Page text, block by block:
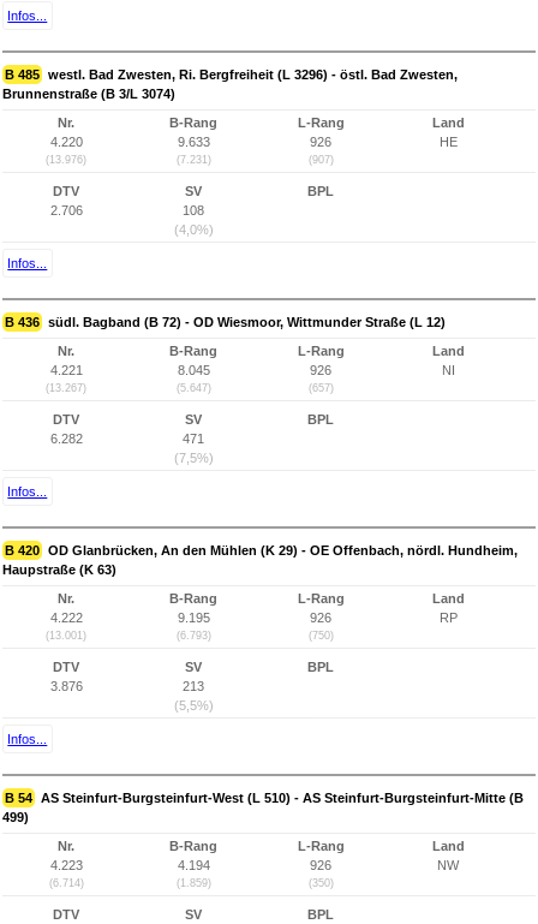
Infos...
B 485 westl. Bad Zwesten, Ri. Bergfreiheit (L 3296) - östl. Bad Zwesten,
Brunnenstraße (B 3/L 3074)
Nr.
4.220
(13.976)
B-Rang
9.633
(7.231)
L-Rang
926
(907)
Land
HE
DTV
2.706
SV
108
(4,0%)
BPL
Infos...
B 436 südl. Bagband (B 72) - OD Wiesmoor, Wittmunder Straße (L 12)
Nr.
4.221
(13.267)
B-Rang
8.045
(5.647)
L-Rang
926
(657)
Land
NI
DTV
6.282
SV
471
(7,5%)
BPL
Infos...
B 420 OD Glanbrücken, An den Mühlen (K 29) - OE Offenbach, nördl. Hundheim,
Haupstraße (K 63)
Nr.
4.222
(13.001)
B-Rang
9.195
(6.793)
L-Rang
926
(750)
Land
RP
DTV
3.876
SV
213
(5,5%)
BPL
Infos...
B 54 AS Steinfurt-Burgsteinfurt-West (L 510) - AS Steinfurt-Burgsteinfurt-Mitte (B
499)
Nr.
4.223
(6.714)
B-Rang
4.194
(1.859)
L-Rang
926
(350)
Land
NW
DTV
SV
BPL